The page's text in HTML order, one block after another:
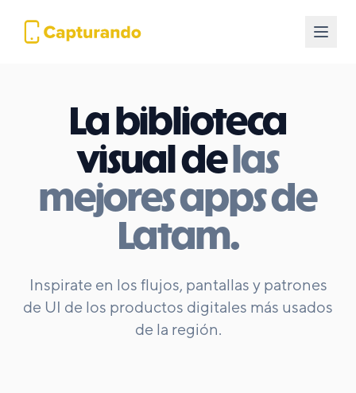
La biblioteca
visual delas
mejores apps de
Latam.
Inspirate en los flujos, pantallas y patrones
de UI de los productos digitales más usados
de la región.